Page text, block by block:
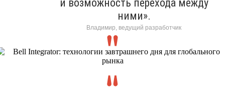
и возможность перехода между
ними».
Владимир, ведущий разработчик